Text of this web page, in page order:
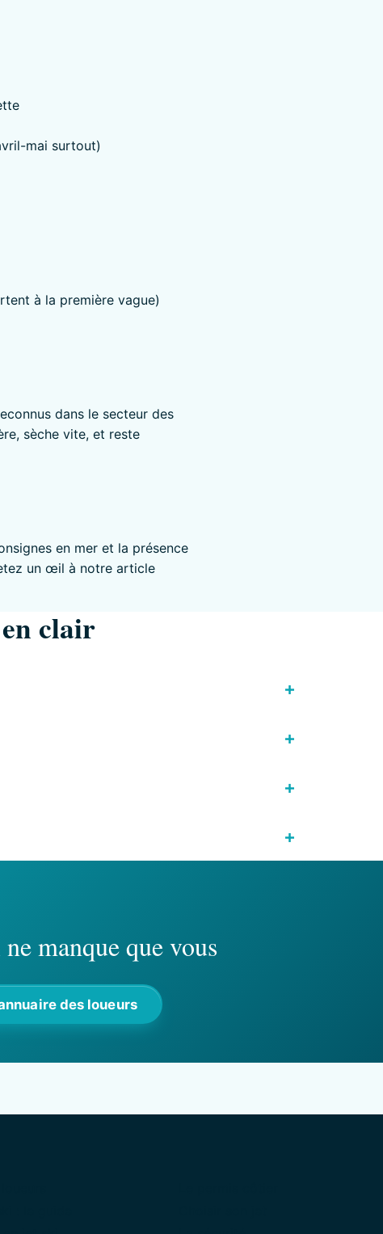
mai surtout)
à la première vague)
dans le secteur des
sèche vite, et reste
en mer et la présence
un œil à notre article
clair
manque que vous
des loueurs